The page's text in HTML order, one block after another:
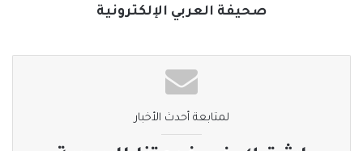
العسكرية من حسمها في دارفور وكردفان من شأنه أن يهيئ الظروف
الحرب.
#صحيفة_العربي_الالكترونية
صحيفة العربي الإلكترونية
لمتابعة أحدث الأخبار